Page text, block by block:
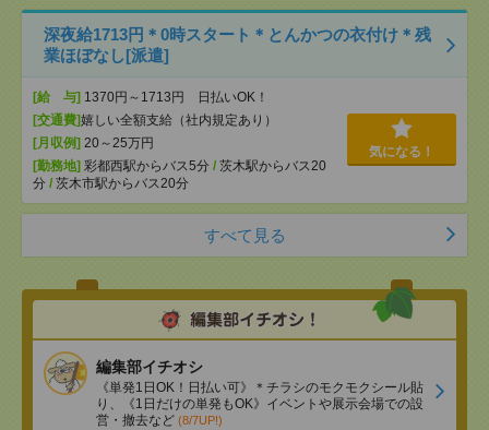
深夜給1713円＊0時スタート＊とんかつの衣付け＊残
業ほぼなし[派遣]
[給 与] 1370円～1713円 日払いOK！
[交通費]嬉しい全額支給（社内規定あり）
[月収例] 20～25万円
[勤務地] 彩都西駅からバス5分 / 茨木駅からバス20
分 / 茨木市駅からバス20分
気になる！
すべて見る
編集部イチオシ
《単発1日OK！日払い可》＊チラシのモクモクシール貼
り、《1日だけの単発もOK》イベントや展示会場での設
営・撤去など (8/7UP!)